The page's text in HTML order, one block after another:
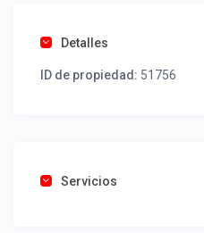
Detalles
ID de propiedad: 51756
Servicios